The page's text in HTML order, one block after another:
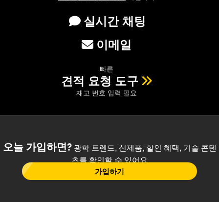
실시간 채팅
이메일
빠른
견적 요청 도구
재고 번호 입력 필요
오늘 가입하면?광학 트렌드, 신제품, 할인 혜택, 기술 콘텐
츠를 확인할 수 있어요
가입하기